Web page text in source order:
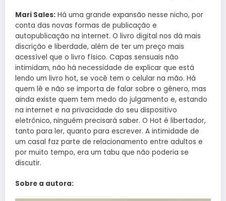
Mari Sales: Há uma grande expansão nesse nicho, por
conta das novas formas de publicação e
autopublicação na internet. O livro digital nos dá mais
discrição e liberdade, além de ter um preço mais
acessível que o livro físico. Capas sensuais não
intimidam, não há necessidade de explicar que está
lendo um livro hot, se você tem o celular na mão. Há
quem lê e não se importa de falar sobre o gênero, mas
ainda existe quem tem medo do julgamento e, estando
na internet e na privacidade do seu dispositivo
eletrônico, ninguém precisará saber. O Hot é libertador,
tanto para ler, quanto para escrever. A intimidade de
um casal faz parte de relacionamento entre adultos e
por muito tempo, era um tabu que não poderia se
discutir.
Sobre a autora: